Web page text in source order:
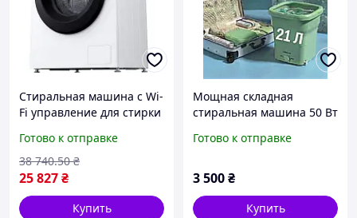
Стиральная машина с Wi-
Fi управление для стирки
мин с функцией пара
FLAME
Готово к отправке
25 827₴
38 740.50 ₴
Купить
Мощная складная
стиральная машина 50 Вт
компактная стиралка для
Готово к отправке
3 500₴
Купить